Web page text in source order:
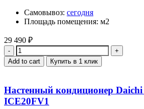
Самовывоз: сегодня
Площадь помещения: м2
29 490 ₽
Quantity
Add to cart Купить в 1 клик
Настенный кондиционер
ICE20FV1